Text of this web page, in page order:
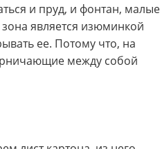
и пруд, и фонтан, малые
является изюминкой
ее. Потому что, на
между собой